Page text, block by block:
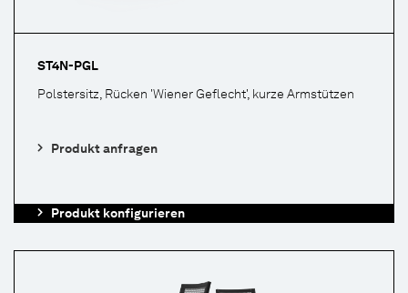
ST4N-PGL
Polstersitz, Rücken 'Wiener Geflecht', kurze Armstützen
Produkt anfragen
Produkt konfigurieren